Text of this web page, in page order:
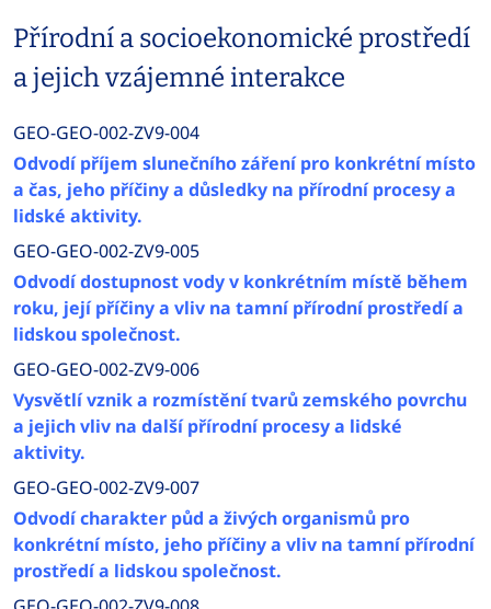
Přírodní a socioekonomické prostředí
a jejich vzájemné interakce
GEO-GEO-002-ZV9-004
Odvodí příjem slunečního záření pro konkrétní místo
a čas, jeho příčiny a důsledky na přírodní procesy a
lidské aktivity.
GEO-GEO-002-ZV9-005
Odvodí dostupnost vody v konkrétním místě během
roku, její příčiny a vliv na tamní přírodní prostředí a
lidskou společnost.
GEO-GEO-002-ZV9-006
Vysvětlí vznik a rozmístění tvarů zemského povrchu
a jejich vliv na další přírodní procesy a lidské
aktivity.
GEO-GEO-002-ZV9-007
Odvodí charakter půd a živých organismů pro
konkrétní místo, jeho příčiny a vliv na tamní přírodní
prostředí a lidskou společnost.